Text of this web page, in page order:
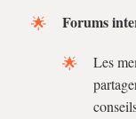
Forums
Les